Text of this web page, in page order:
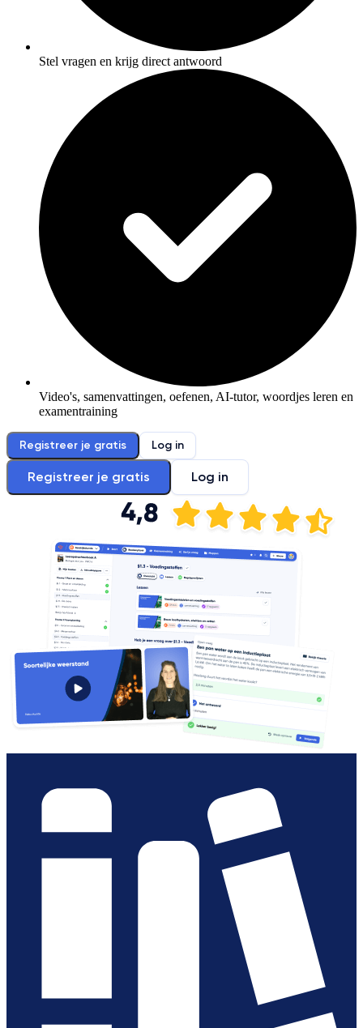
Stel vragen en krijg direct antwoord
Video's, samenvattingen, oefenen, AI-tutor, woordjes leren en
examentraining
Registreer je gratis Log in
Registreer je gratis Log in